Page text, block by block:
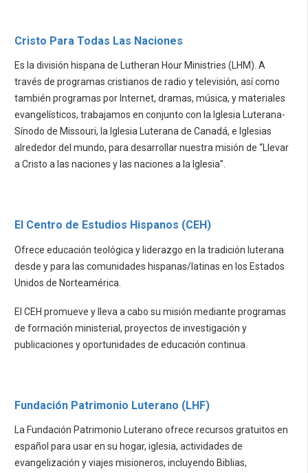
Cristo Para Todas Las Naciones
Es la división hispana de Lutheran Hour Ministries (LHM). A
través de programas cristianos de radio y televisión, así como
también programas por Internet, dramas, música, y materiales
evangelísticos, trabajamos en conjunto con la Iglesia Luterana-
Sínodo de Missouri, la Iglesia Luterana de Canadá, e Iglesias
alrededor del mundo, para desarrollar nuestra misión de “Llevar
a Cristo a las naciones y las naciones a la Iglesia”.
El Centro de Estudios Hispanos (CEH)
Ofrece educación teológica y liderazgo en la tradición luterana
desde y para las comunidades hispanas/latinas en los Estados
Unidos de Norteamérica.
El CEH promueve y lleva a cabo su misión mediante programas
de formación ministerial, proyectos de investigación y
publicaciones y oportunidades de educación continua.
Fundación Patrimonio Luterano (LHF)
La Fundación Patrimonio Luterano ofrece recursos gratuitos en
español para usar en su hogar, iglesia, actividades de
evangelización y viajes misioneros, incluyendo Biblias,